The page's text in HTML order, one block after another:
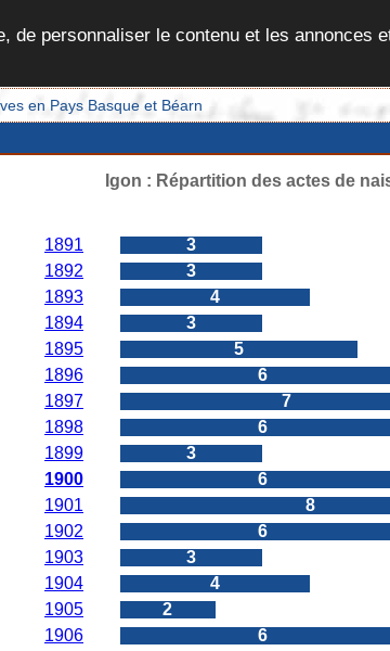
personnaliser le contenu et les annonces
en Pays Basque et Béarn
Igon : Répartition des actes de
1891
3
1892
3
1893
4
1894
3
1895
5
1896
6
1897
7
1898
6
1899
3
1900
6
1901
8
1902
6
1903
3
1904
4
1905
2
1906
6